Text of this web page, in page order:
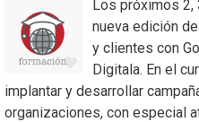
Los próximos 2,
nueva edición
y clientes con
Digitala. En el
implantar y desarrollar
organizaciones, con especial